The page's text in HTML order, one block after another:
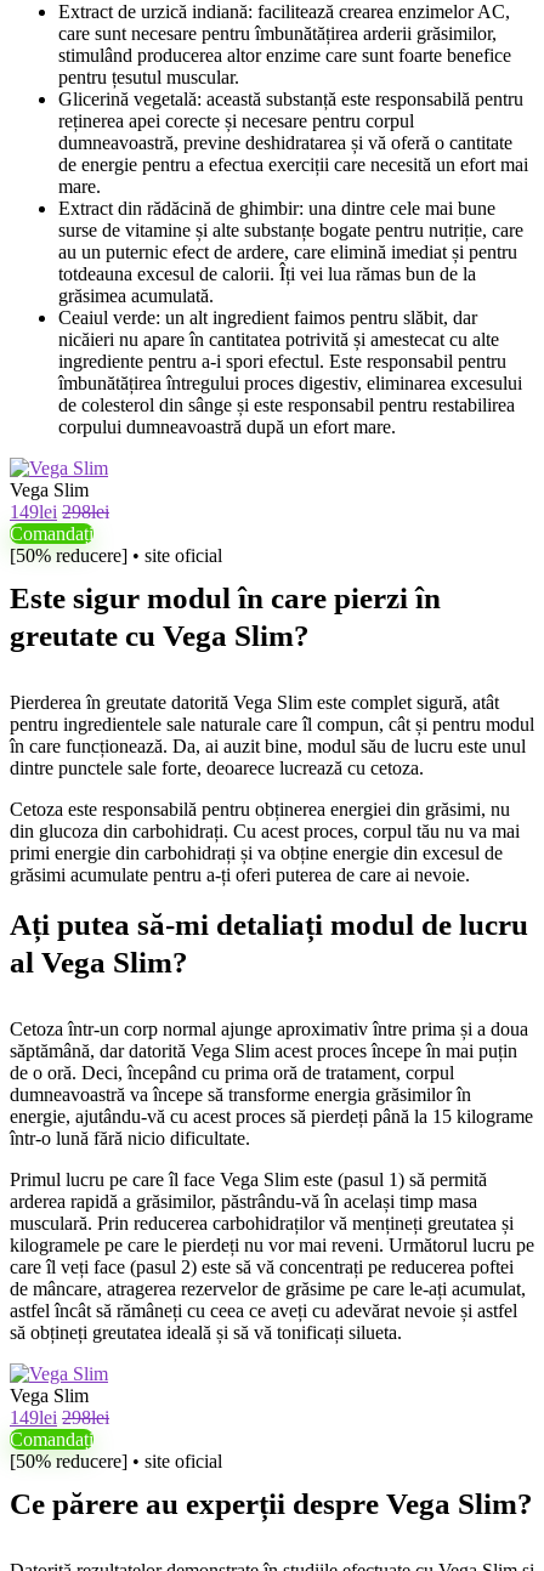
Extract de urzică indiană: facilitează crearea enzimelor AC,
care sunt necesare pentru îmbunătățirea arderii grăsimilor,
stimulând producerea altor enzime care sunt foarte benefice
pentru țesutul muscular.
Glicerină vegetală: această substanță este responsabilă pentru
reținerea apei corecte și necesare pentru corpul
dumneavoastră, previne deshidratarea și vă oferă o cantitate
de energie pentru a efectua exerciții care necesită un efort mai
mare.
Extract din rădăcină de ghimbir: una dintre cele mai bune
surse de vitamine și alte substanțe bogate pentru nutriție, care
au un puternic efect de ardere, care elimină imediat și pentru
totdeauna excesul de calorii. Îți vei lua rămas bun de la
grăsimea acumulată.
Ceaiul verde: un alt ingredient faimos pentru slăbit, dar
nicăieri nu apare în cantitatea potrivită și amestecat cu alte
ingrediente pentru a-i spori efectul. Este responsabil pentru
îmbunătățirea întregului proces digestiv, eliminarea excesului
de colesterol din sânge și este responsabil pentru restabilirea
corpului dumneavoastră după un efort mare.
Vega Slim
149lei 298lei
Comandați
[50% reducere] • site oficial
Este sigur modul în care pierzi în
greutate cu Vega Slim?
Pierderea în greutate datorită Vega Slim este complet sigură, atât
pentru ingredientele sale naturale care îl compun, cât și pentru modul
în care funcționează. Da, ai auzit bine, modul său de lucru este unul
dintre punctele sale forte, deoarece lucrează cu cetoza.
Cetoza este responsabilă pentru obținerea energiei din grăsimi, nu
din glucoza din carbohidrați. Cu acest proces, corpul tău nu va mai
primi energie din carbohidrați și va obține energie din excesul de
grăsimi acumulate pentru a-ți oferi puterea de care ai nevoie.
Ați putea să-mi detaliați modul de lucru
al Vega Slim?
Cetoza într-un corp normal ajunge aproximativ între prima și a doua
săptămână, dar datorită Vega Slim acest proces începe în mai puțin
de o oră. Deci, începând cu prima oră de tratament, corpul
dumneavoastră va începe să transforme energia grăsimilor în
energie, ajutându-vă cu acest proces să pierdeți până la 15 kilograme
într-o lună fără nicio dificultate.
Primul lucru pe care îl face Vega Slim este (pasul 1) să permită
arderea rapidă a grăsimilor, păstrându-vă în același timp masa
musculară. Prin reducerea carbohidraților vă mențineți greutatea și
kilogramele pe care le pierdeți nu vor mai reveni. Următorul lucru pe
care îl veți face (pasul 2) este să vă concentrați pe reducerea poftei
de mâncare, atragerea rezervelor de grăsime pe care le-ați acumulat,
astfel încât să rămâneți cu ceea ce aveți cu adevărat nevoie și astfel
să obțineți greutatea ideală și să vă tonificați silueta.
Vega Slim
149lei 298lei
Comandați
[50% reducere] • site oficial
Ce părere au experții despre Vega Slim?